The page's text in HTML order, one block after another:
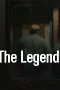
Legend